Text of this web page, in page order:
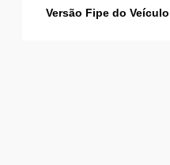
Versão Fipe do Veículo